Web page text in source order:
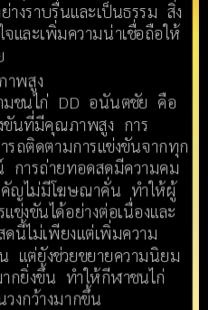
างราบรื่นและเป็นธรรม สิ่ง
จและเพิ่มความน่าเชื่อถือให้
าพสูง
มชนไก่ DD อนันตชัย คือ
ขันที่มีคุณภาพสูง การ
รถติดตามการแข่งขันจากทุก
การถ่ายทอดสดมีความคม
คัญไม่มีโฆษณาคั่น ทำให้ผู้
ข่งขันได้อย่างต่อเนื่องและ
นี้ไม่เพียงแต่เพิ่มความ
แต่ยังช่วยขยายความนิยม
กยิ่งขึ้น ทำให้กีฬาชนไก่
งกว้างมากขึ้น